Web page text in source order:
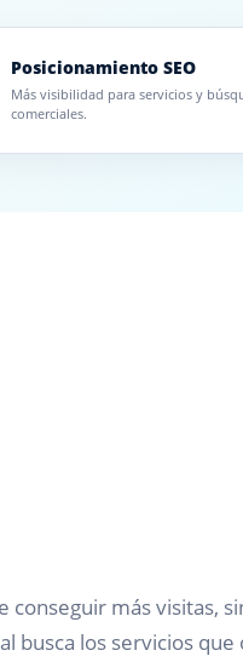
Posicionamiento SEO
Más visibilidad para servicios y
comerciales.
conseguir más visitas,
busca los servicios